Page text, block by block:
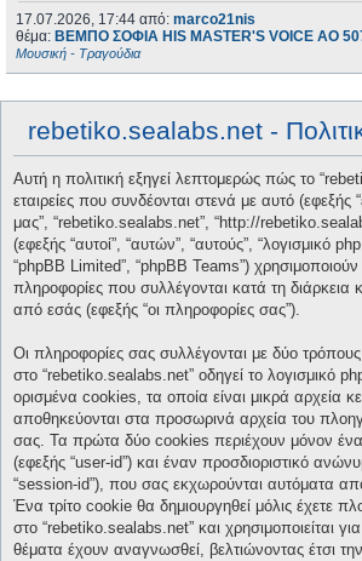
17.07.2026, 17:44 από: marco21nis
θέμα: ΒΕΜΠΟ ΣΟΦΙΑ HIS MASTER'S VOICE AO
Μουσική - Τραγούδια
rebetiko.sealabs.net -
Αυτή η πολιτική εξηγεί λεπτομερώς πώς το
εταιρείες που συνδέονται στενά με αυτό (εφεξής
μας”, “rebetiko.sealabs.net”, “http://
(εφεξής “αυτοί”, “αυτών”, “αυτούς”, “λογισμικό
“phpBB Limited”, “phpBB Teams”)
πληροφορίες που συλλέγονται κατά τη διάρκεια
από εσάς (εφεξής “οι πληροφορίες σας”).
Οι πληροφορίες σας συλλέγονται με δύο
στο “rebetiko.sealabs.net” οδηγεί το λογισμικό
ορισμένα cookies, τα οποία είναι μικρά αρχεία
αποθηκεύονται στα προσωρινά αρχεία του
σας. Τα πρώτα δύο cookies περιέχουν μόνον ένα
(εφεξής “user-id”) και έναν προσδιοριστικό
“session-id”), που σας εκχωρούνται αυτόματα
Ένα τρίτο cookie θα δημιουργηθεί μόλις έχετε
στο “rebetiko.sealabs.net” και χρησιμοποιείται
θέματα έχουν αναγνωσθεί, βελτιώνοντας έτσι